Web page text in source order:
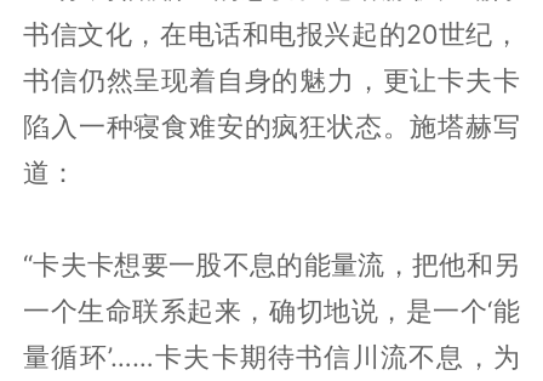
书信文化，在电话和电报兴起的20世纪，
书信仍然呈现着自身的魅力，更让卡夫卡
陷入一种寝食难安的疯狂状态。施塔赫写
道：
“卡夫卡想要一股不息的能量流，把他和另
一个生命联系起来，确切地说，是一个‘能
量循环’……卡夫卡期待书信川流不息，为